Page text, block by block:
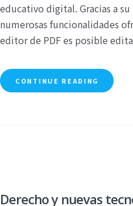
educativo digital. Gracias a
numerosas funcionalidades
editor de PDF es posible
CONTINUE READING
Derecho y nuevas